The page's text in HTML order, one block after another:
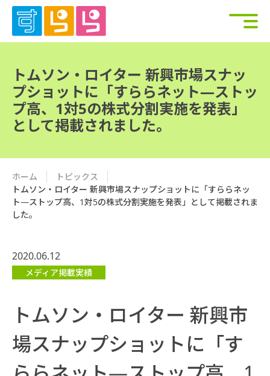
トムソン・ロイター 新興市場スナッ
プショットに「すららネット—ストッ
プ高、1対5の株式分割実施を発表」
として掲載されました。
ホーム
トピックス
トムソン・ロイター 新興市場スナップショットに「すららネッ
ト—ストップ高、1対5の株式分割実施を発表」として掲載されま
した。
2020.06.12
メディア掲載実績
トムソン・ロイター 新興市
場スナップショットに「す